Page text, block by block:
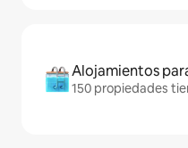
Alojamientos
150 propiedades